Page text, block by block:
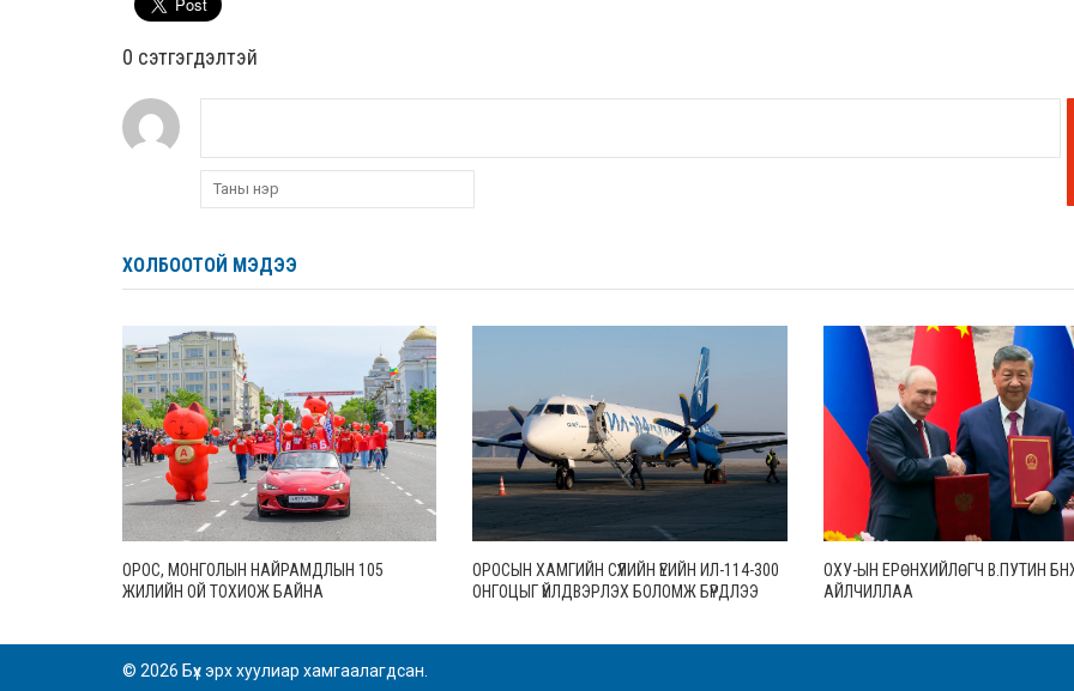
0 cэтгэгдэлтэй
ХОЛБООТОЙ МЭДЭЭ
ОРОС, МОНГОЛЫН НАЙРАМДЛЫН 105
ЖИЛИЙН ОЙ ТОХИОЖ БАЙНА
ОРОСЫН ХАМГИЙН СҮҮЛИЙН ҮЕИЙН ИЛ-114-300
ОНГОЦЫГ ҮЙЛДВЭРЛЭХ БОЛОМЖ БҮРДЛЭЭ
ОХУ-ЫН ЕРӨНХИЙЛӨГЧ В.ПУТИН
АЙЛЧИЛЛАА
© 2026 Бүх эрх хуулиар хамгаалагдсан.